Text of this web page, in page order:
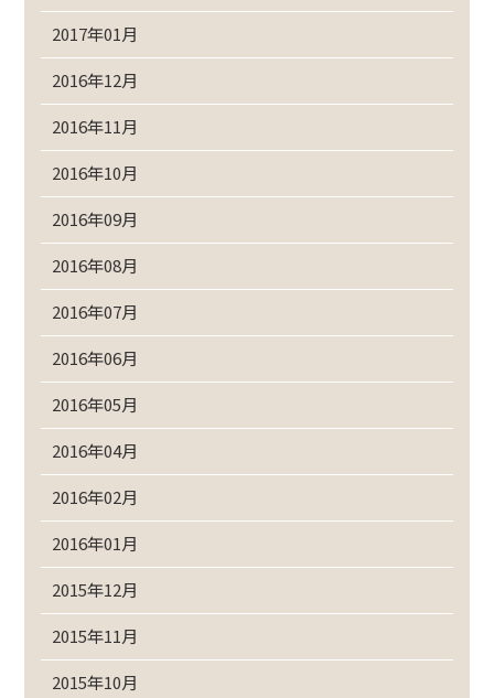
2017年01月
2016年12月
2016年11月
2016年10月
2016年09月
2016年08月
2016年07月
2016年06月
2016年05月
2016年04月
2016年02月
2016年01月
2015年12月
2015年11月
2015年10月